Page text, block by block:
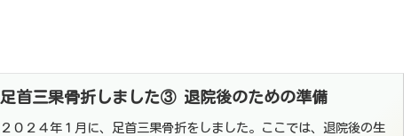
足首三果骨折しました③ 退院後のための準備
２０２４年１月に、足首三果骨折をしました。ここでは、退院後の生